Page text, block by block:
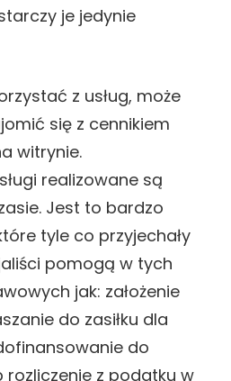
je jedynie
z usług, może
się z cennikiem
witrynie.
realizowane są
Jest to bardzo
tyle co przyjechały
pomogą w tych
jak: założenie
do zasiłku dla
do
rozliczenie z podatku w